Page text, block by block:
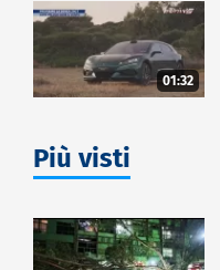
01:32
Più visti